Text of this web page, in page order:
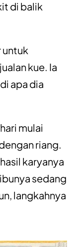
di balik
untuk
kue. Ia
apa dia
mulai
riang.
karyanya
sedang
langkahnya